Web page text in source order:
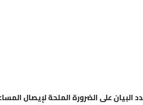
البيان على الضرورة الملحة لإيصال